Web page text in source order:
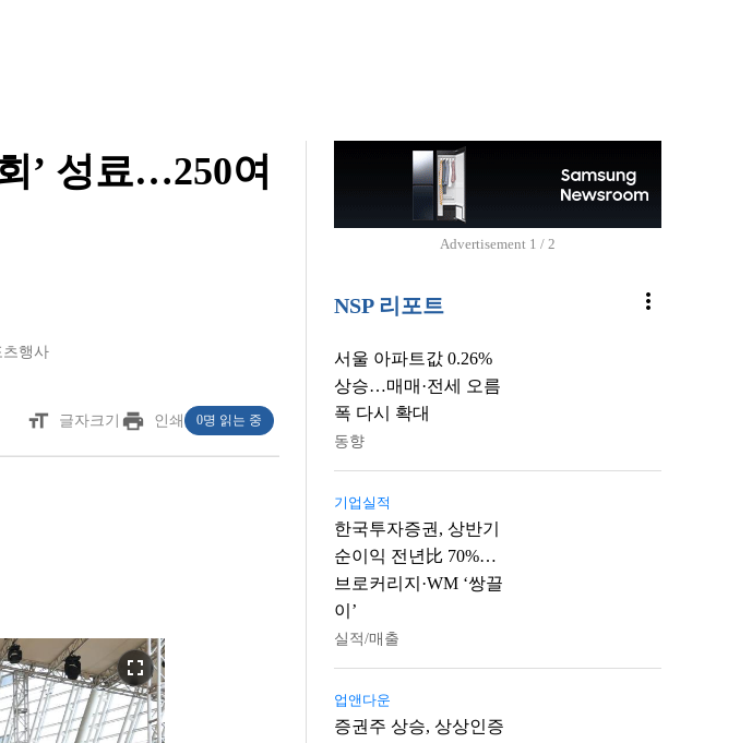
’ 성료…250여
츠행사
format_size 글자크기 print 인쇄 0명 읽는 중
fullscreen
Advertisement 2 / 2
NSP 리포트 more_vert
서울 아파트값 0.26%
상승…매매·전세 오름
폭 다시 확대
동향
기업실적
한국투자증권, 상반기
순이익 전년比 70%…
브로커리지·WM ‘쌍끌
이’
실적/매출
업앤다운
증권주 상승, 상상인증